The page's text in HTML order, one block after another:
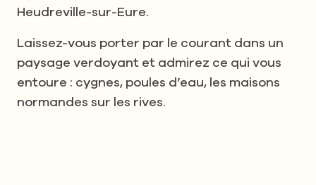
Heudreville-sur-Eure.
Laissez-vous porter par le courant dans un
paysage verdoyant et admirez ce qui vous
entoure : cygnes, poules d’eau, les maisons
normandes sur les rives.